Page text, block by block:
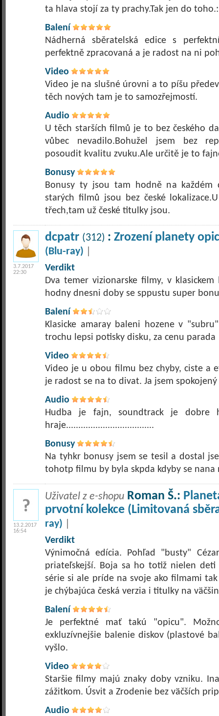
ta hlava stojí za ty prachy.Tak jen do
Balení
Nádherná sběratelská edice s
perfektně zpracovaná a je radost na ni
Video
Video je na slušné úrovni a to píšu
těch nových tam je to samozřejmostí.
Audio
U těch starších filmů je to bez českého
vůbec nevadilo.Bohužel jsem bez
posoudit kvalitu zvuku.Ale určitě je to
Bonusy
Bonusy ty jsou tam hodně na každém
starých filmů jsou bez české
třech,tam už české titulky jsou.
3.7.2017
22:30
dcpatr (312) : Zrození planety
(Blu-ray)
Verdikt
Dva temer vizionarske filmy, v
hodny dnesni doby se sppustu super
Balení
Klasicke amaray baleni hozene v
trochu lepsi potisky disku, za cenu parada
Video
Video je u obou filmu bez chyby, ciste a
je radost se na to divat. Ja jsem spokojený
Audio
Hudba je fajn, soundtrack je dobre
hraje....................................
Bonusy
Na tyhkr bonusy jsem se tesil a dostal
tohotp filmu by byla skpda kdyby se nana
13.2.2017
16:54
Uživatel z e-shopu Roman Š.:
prvotní kolekce (Limitovaná
ray)
Verdikt
Výnimočná edícia. Pohľad "busty"
priateľskejší. Boja sa ho totiž nielen
série si ale príde na svoje ako filmami
je chýbajúca česká verzia i titulky na
Balení
Je perfektné mať takú "opicu".
exkluzívnejšie balenie diskov (plastové
vyšlo.
Video
Staršie filmy majú znaky doby vzniku.
zážitkom. Úsvit a Zrodenie bez väčších
Audio